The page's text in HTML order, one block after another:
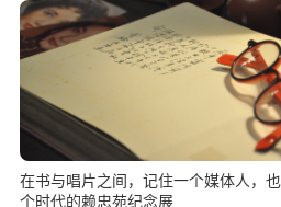
在书与唱片之间，记住一个媒体人，
个时代的赖忠苑纪念展